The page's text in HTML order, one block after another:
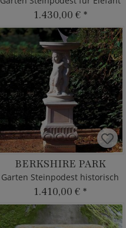
1.430,00 € *
BERKSHIRE PARK
Garten Steinpodest historisch
1.410,00 € *